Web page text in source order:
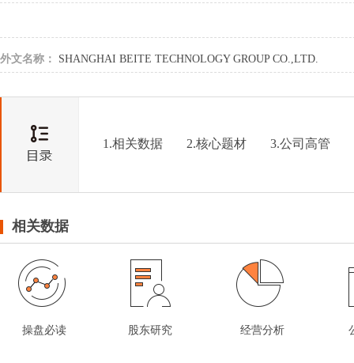
外文名称： SHANGHAI BEITE TECHNOLOGY GROUP CO.,LTD.
1.相关数据 2.核心题材 3.公司高管
相关数据
操盘必读 股东研究 经营分析